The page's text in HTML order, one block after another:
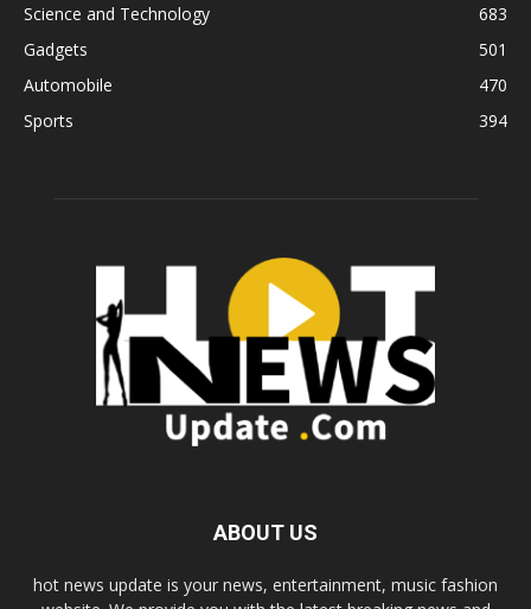
Science and Technology
683
Gadgets
501
Automobile
470
Sports
394
ABOUT US
hot news update is your news, entertainment, music fashion